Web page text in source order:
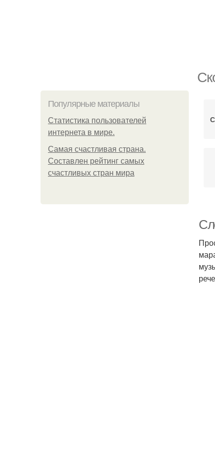
Популярные материалы
Статистика пользователей
интернета в мире.
Самая счастливая страна.
Составлен рейтинг самых
счастливых стран мира